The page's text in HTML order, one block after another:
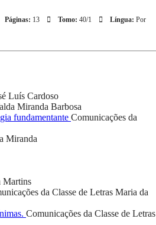
Páginas: 13 Tomo: 40/1 Língua: Por
Luís Cardoso
Miranda Barbosa
fundamentante Comunicações da
Miranda
Martins
da Classe de Letras Maria da
Comunicações da Classe de Letras